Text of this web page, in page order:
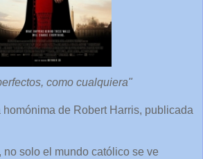
como cualquiera"
de Robert Harris, publicada
no solo el mundo católico se ve